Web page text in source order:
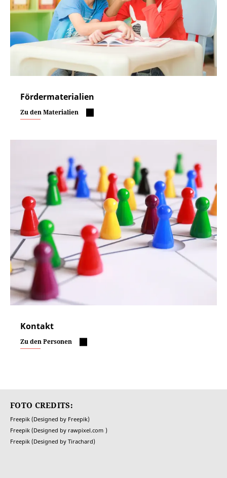
Fördermaterialien
Zu den Materialien
Kontakt
Zu den Personen
FOTO CREDITS:
Freepik (Designed by Freepik)
Freepik (Designed by rawpixel.com )
Freepik (Designed by Tirachard)